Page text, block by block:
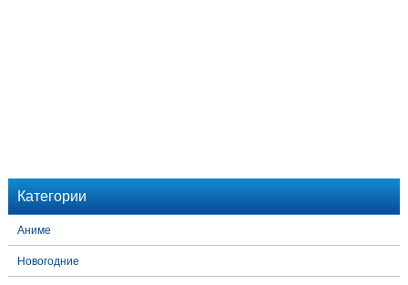
Категории
Аниме
Новогодние